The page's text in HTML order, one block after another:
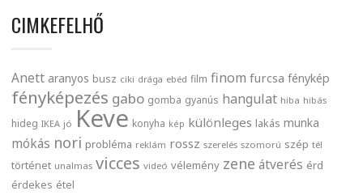
CIMKEFELHŐ
Anett aranyos busz ciki drága ebéd film finom furcsa fénykép
fényképezés gabo gomba gyanús hangulat hiba hibás
hideg IKEA jó Keve konyha kép különleges lakás munka
mókás nori probléma reklám rossz szerelés szomorú szép tél
történet unalmas vicces videó vélemény zene átverés érd
érdekes étel